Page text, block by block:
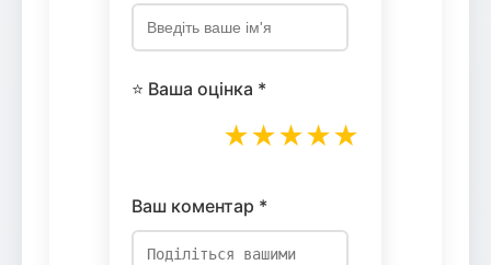
⭐ Ваша оцінка *
★
★
★
★
★
Ваш коментар *